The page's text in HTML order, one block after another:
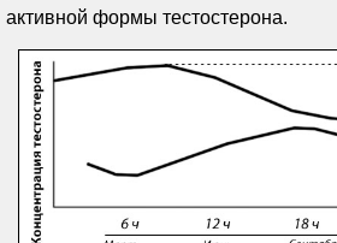
активной формы тестостерона.